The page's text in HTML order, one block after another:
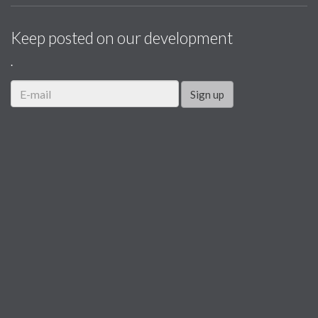
Keep posted on our development
.
Sign up